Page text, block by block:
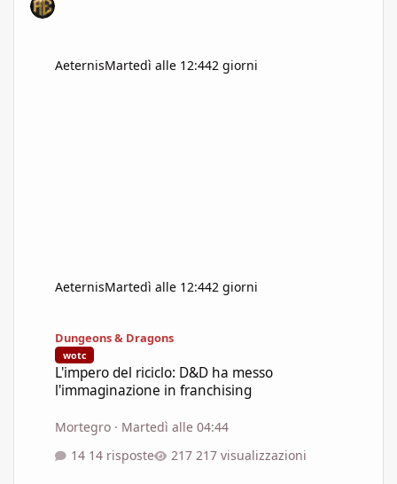
AeternisMartedì alle 12:442 giorni
AeternisMartedì alle 12:442 giorni
Dungeons & Dragons
wotc
L'impero del riciclo: D&D ha messo
l'immaginazione in franchising
Mortegro · Martedì alle 04:44
14 risposte
217 visualizzazioni